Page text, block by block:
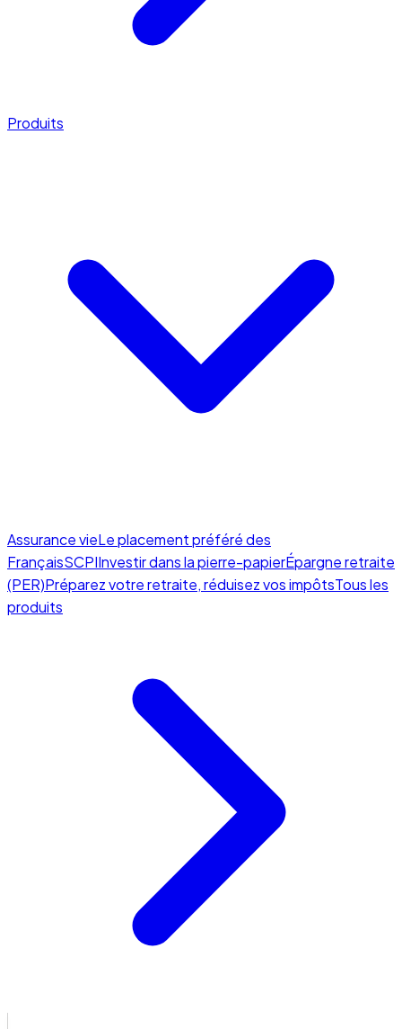
Produits
Assurance vieLe placement préféré des
FrançaisSCPIInvestir dans la pierre-papierÉpargne retraite
(PER)Préparez votre retraite, réduisez vos impôtsTous les
produits